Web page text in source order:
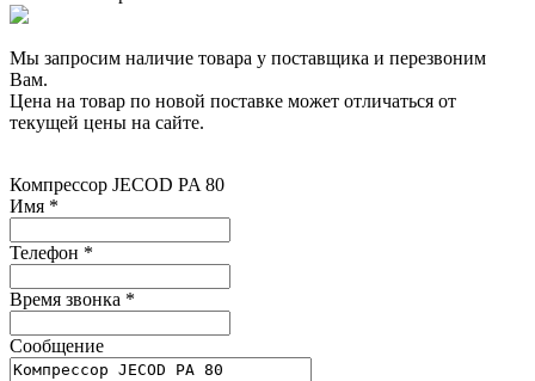
Мы запросим наличие товара у поставщика и перезвоним
Вам.
Цена на товар по новой поставке может отличаться от
текущей цены на сайте.
Компрессор JECOD PA 80
Имя *
Телефон *
Время звонка *
Сообщение